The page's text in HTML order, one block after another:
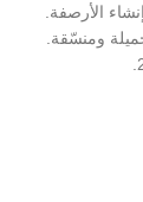
الأرصفة.
ومنسّقة.